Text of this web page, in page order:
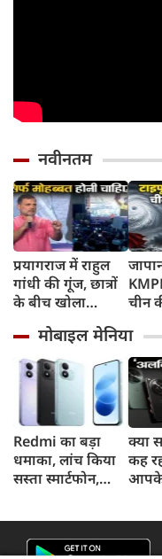
नवीनतम
प्रयागराज में राहुल
गांधी की गूंज, छात्रों
के बीच खोला
रोजगार के '5 बंद
दरवाजों' का सच
चीन
में
स्कूल
मोबाइल मेनिया
Redmi का बड़ा
धमाका, लांच किया
सस्ता स्मार्टफोन,
और 50MP कैमरा
क्या
कह
आपके
आया